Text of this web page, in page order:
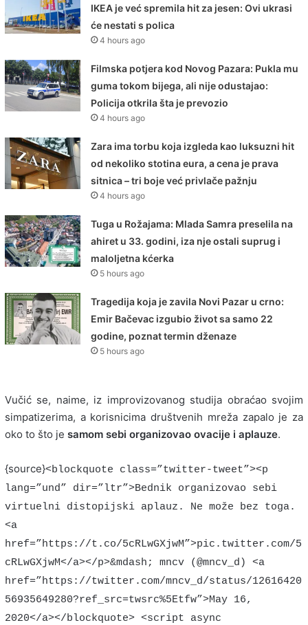
IKEA je već spremila hit za jesen: Ovi ukrasi
će nestati s polica
4 hours ago
Filmska potjera kod Novog Pazara: Pukla mu
guma tokom bijega, ali nije odustajao:
Policija otkrila šta je prevozio
4 hours ago
Zara ima torbu koja izgleda kao luksuzni hit
od nekoliko stotina eura, a cena je prava
sitnica – tri boje već privlače pažnju
4 hours ago
Tuga u Rožajama: Mlada Samra preselila na
ahiret u 33. godini, iza nje ostali suprug i
maloljetna kćerka
5 hours ago
Tragedija koja je zavila Novi Pazar u crno:
Emir Bačevac izgubio život sa samo 22
godine, poznat termin dženaze
5 hours ago
Vučić se, naime, iz improvizovanog studija obraćao svojim
simpatizerima, a korisnicima društvenih mreža zapalo je za
oko to što je samom sebi organizovao ovacije i aplauze.
{source}<blockquote class=”twitter-tweet”><p
lang=”und” dir=”ltr”>Bednik organizovao sebi
virtuelni distopijski aplauz. Ne može bez toga.
<a
href=”https://t.co/5cRLwGXjwM”>pic.twitter.com/5
cRLwGXjwM</a></p>&mdash; mncv (@mncv_d) <a
href=”https://twitter.com/mncv_d/status/12616420
56935649280?ref_src=twsrc%5Etfw”>May 16,
2020</a></blockquote> <script async